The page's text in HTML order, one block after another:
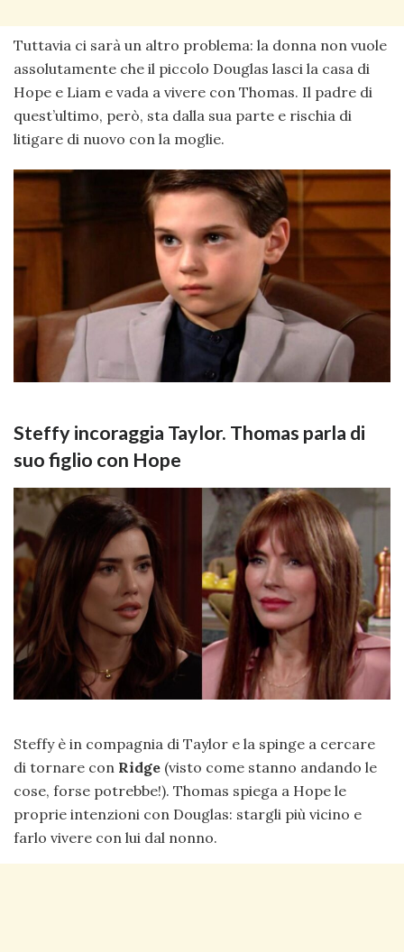
Tuttavia ci sarà un altro problema: la donna non vuole
assolutamente che il piccolo Douglas lasci la casa di
Hope e Liam e vada a vivere con Thomas. Il padre di
quest’ultimo, però, sta dalla sua parte e rischia di
litigare di nuovo con la moglie.
Steffy incoraggia Taylor. Thomas parla di
suo figlio con Hope
Steffy è in compagnia di Taylor e la spinge a cercare
di tornare con Ridge (visto come stanno andando le
cose, forse potrebbe!). Thomas spiega a Hope le
proprie intenzioni con Douglas: stargli più vicino e
farlo vivere con lui dal nonno.